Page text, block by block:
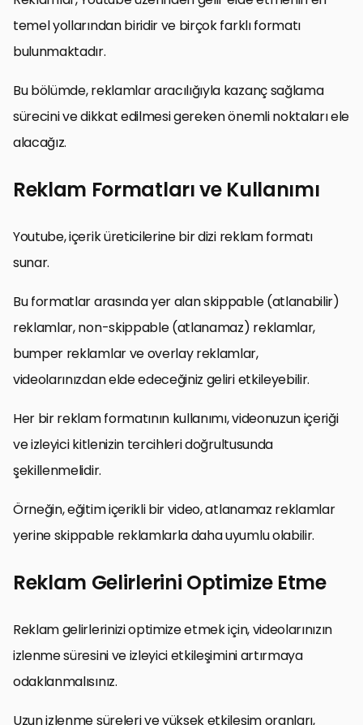
temel yollarından biridir ve birçok farklı formatı
bulunmaktadır.
Bu bölümde, reklamlar aracılığıyla kazanç sağlama
sürecini ve dikkat edilmesi gereken önemli noktaları ele
alacağız.
Reklam Formatları ve Kullanımı
Youtube, içerik üreticilerine bir dizi reklam formatı
sunar.
Bu formatlar arasında yer alan skippable (atlanabilir)
reklamlar, non-skippable (atlanamaz) reklamlar,
bumper reklamlar ve overlay reklamlar,
videolarınızdan elde edeceğiniz geliri etkileyebilir.
Her bir reklam formatının kullanımı, videonuzun içeriği
ve izleyici kitlenizin tercihleri doğrultusunda
şekillenmelidir.
Örneğin, eğitim içerikli bir video, atlanamaz reklamlar
yerine skippable reklamlarla daha uyumlu olabilir.
Reklam Gelirlerini Optimize Etme
Reklam gelirlerinizi optimize etmek için, videolarınızın
izlenme süresini ve izleyici etkileşimini artırmaya
odaklanmalısınız.
Uzun izlenme süreleri ve yüksek etkileşim oranları,